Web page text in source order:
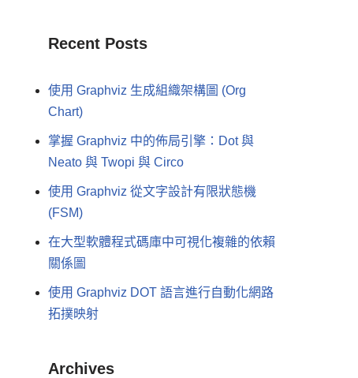
Recent Posts
使用 Graphviz 生成組織架構圖 (Org
Chart)
掌握 Graphviz 中的佈局引擎：Dot 與
Neato 與 Twopi 與 Circo
使用 Graphviz 從文字設計有限狀態機
(FSM)
在大型軟體程式碼庫中可視化複雜的依賴
關係圖
使用 Graphviz DOT 語言進行自動化網路
拓撲映射
Archives